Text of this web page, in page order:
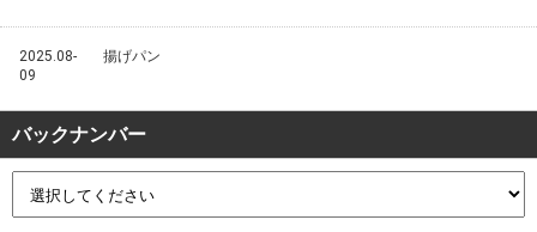
2025.08-
09
揚げパン
バックナンバー